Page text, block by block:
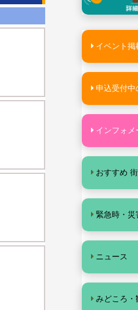
イベント掲
申込受付中
インフォメ
おすすめ
緊急時・災
ニュース
みどころ・